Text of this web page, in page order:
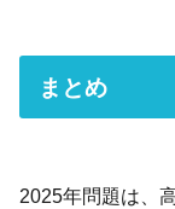
まとめ
2025年問題は、